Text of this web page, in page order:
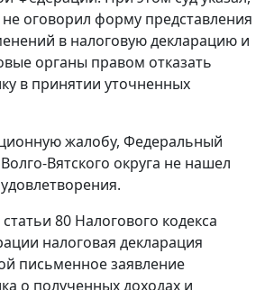
оговорил форму представления
в налоговую декларацию и
органы правом отказать
в принятии уточненных
жалобу, Федеральный
Вятского округа не нашел
статьи 80 Налогового кодекса
налоговая декларация
письменное заявление
о полученных доходах и